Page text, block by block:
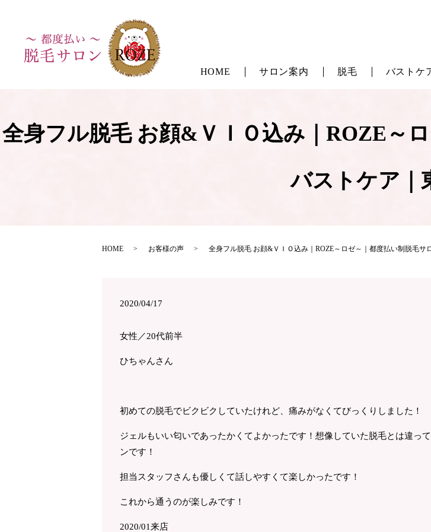
HOME サロン案内 脱毛 バストケ
全身フル脱毛 お顔&ＶＩＯ込み｜ROZE～
バストケア｜
HOME お客様の声 全身フル脱毛 お顔&ＶＩＯ込み｜ROZE～ロゼ～｜都度払い制脱毛サ
2020/04/17
女性／20代前半
ひちゃんさん
初めての脱毛でビクビクしていたけれど、痛みがなくてびっくりしました！
ジェルもいい匂いであったかくてよかったです！想像していた脱毛とは違っ
ンです！
担当スタッフさんも優しくて話しやすくて楽しかったです！
これから通うのが楽しみです！
2020/01来店